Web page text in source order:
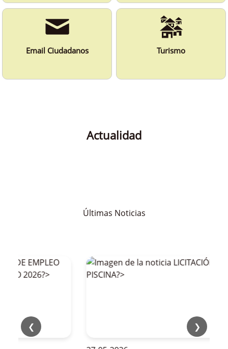
Email Ciudadanos Turismo
Actualidad
Últimas Noticias
❮ ❯